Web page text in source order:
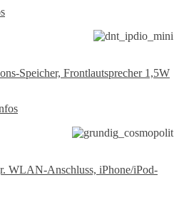
Speicher, Frontlautsprecher 1,5W
WLAN-Anschluss, iPhone/iPod-